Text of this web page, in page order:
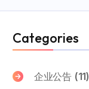
Categories
企业公告 (11)